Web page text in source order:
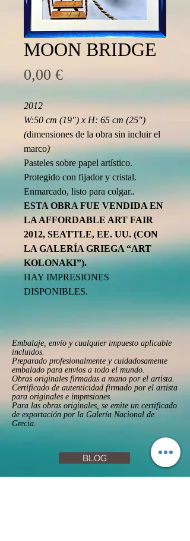
MOON BRIDGE
0,00 €Precio
2012
W:50 cm (19") x H: 65 cm (25")
(dimensiones de la obra sin incluir el
marco)
Pasteles sobre papel artístico.
Protegido con fijador y cristal.
Enmarcado, listo para colgar..
ESTA OBRA FUE VENDIDA EN
LA AFFORDABLE ART FAIR
2012, SEATTLE, EE. UU. (CON
LA GALERÍA GRIEGA “ART
KOLONAKI”).
HAY IMPRESIONES
DISPONIBLES.
Embalaje, envío y cualquier impuesto aplicable
incluidos.
Preparado profesionalmente y cuidadosamente
embalado para envíos a todo el mundo.
Obras originales firmadas a mano por el artista.
Certificado de autenticidad firmado por el artista
para originales e impresiones.
Para las obras originales, se emite un certificado
de exportación por la Galería Nacional de
Grecia.
BLOG